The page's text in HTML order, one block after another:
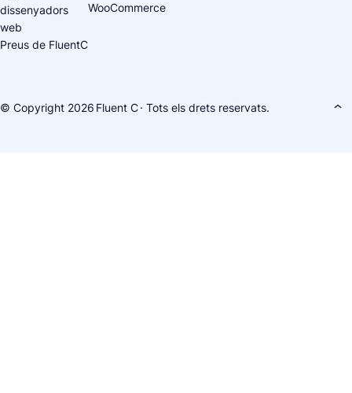
dissenyadors
web
Preus de FluentC
WooCommerce
© Copyright 2026 Fluent C· Tots els drets reservats.